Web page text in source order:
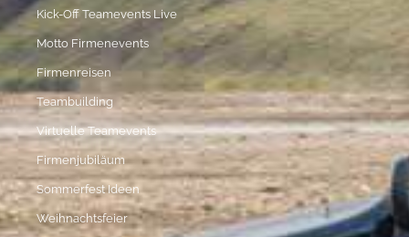
Kick-Off Teamevents Live
Motto Firmenevents
Firmenreisen
Teambuilding
Virtuelle Teamevents
Firmenjubiläum
Sommerfest Ideen
Weihnachtsfeier